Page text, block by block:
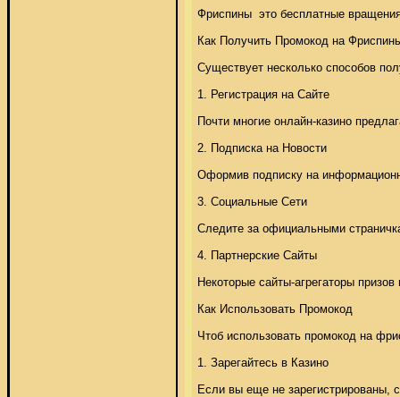
Фриспины  это бесплатные
Как Получить Промокод на
Существует несколько способов
1. Регистрация на Сайте
Почти многие онлайн-казино
2. Подписка на Новости
Оформив подписку на
3. Социальные Сети
Следите за официальными
4. Партнерские Сайты
Некоторые сайты-агрегаторы
Как Использовать Промокод
Чтоб использовать промокод на
1. Зарегайтесь в Казино
Если вы еще не зарегистрированы,